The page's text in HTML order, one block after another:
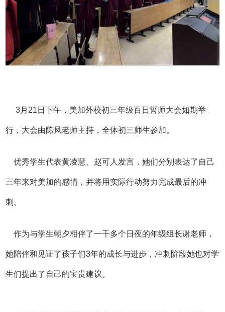
3月21日下午，美加外校初三年级百日誓师大会如期举
行，大会由陈凤老师主持，全体初三师生参加。
优秀学生代表黄凌慧、赵可人发言，她们分别表达了自己
三年来对美加的感情，并将用实际行动努力完成最后的冲
刺。
作为与学生朝夕相伴了一千多个日夜的年级组长谢老师，
她陪伴和见证了孩子们3年的成长与进步，冲刺阶段她也对学
生们提出了自己的宝贵建议。